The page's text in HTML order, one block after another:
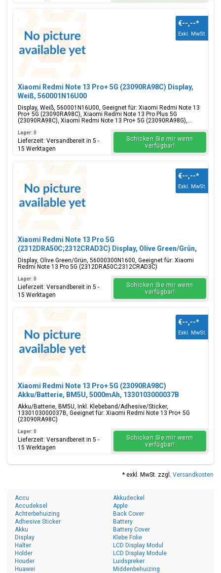
Xiaomi Redmi Note 13 Pro+ 5G (23090RA98C) Display,
Weiß, 560001N16U00
Display, Weiß, 560001N16U00, Geeignet für: Xiaomi Redmi Note 13
Pro+ 5G (23090RA98C), Xiaomi Redmi Note 13 Pro Plus 5G
(23090RA98C), Xiaomi Redmi Note 13 Pro+ 5G (23090RA98G),...
€--,--*
Exkl. MwSt.
Lager: 0
Lieferzeit: Versandbereit in 5 -
15 Werktagen
Schicken Sie mir wenn
verfügbar!
Xiaomi Redmi Note 13 Pro 5G
(2312DRA50C;2312CRAD3C) Display, Olive Green/Grün,
56000300N1600
Display, Olive Green/Grün, 56000300N1600, Geeignet für: Xiaomi
Redmi Note 13 Pro 5G (2312DRA50C;2312CRAD3C)
€--,--*
Exkl. MwSt.
Lager: 0
Lieferzeit: Versandbereit in 5 -
15 Werktagen
Schicken Sie mir wenn
verfügbar!
Xiaomi Redmi Note 13 Pro+ 5G (23090RA98C)
Akku/Batterie, BM5U, 5000mAh, 1330103000037B
Akku/Batterie, BM5U, Inkl. Klebeband/Adhesive/Sticker,
1330103000037B, Geeignet für: Xiaomi Redmi Note 13 Pro+ 5G
(23090RA98C)
€--,--*
Exkl. MwSt.
Lager: 0
Lieferzeit: Versandbereit in 5 -
15 Werktagen
Schicken Sie mir wenn
verfügbar!
* exkl. MwSt. zzgl. Versandkosten
Accu
Accudeksel
Achterbehuizing
Adhesive Sticker
Akku
Akkudeckel
Apple
Back Cover
Battery
Battery Cover
Display
Halter
Holder
Houder
Huawei
Klebe Folie
LCD Display Modul
LCD Display Module
Luidspreker
Middenbehuizing